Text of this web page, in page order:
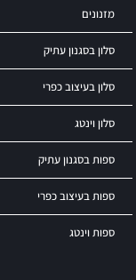
מזנונים
סלון בסגנון עתיק
סלון בעיצוב כפרי
סלון וינטג
ספות בסגנון עתיק
ספות בעיצוב כפרי
ספות וינטג